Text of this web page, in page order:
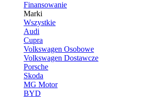
Finansowanie
Marki
Wszystkie
Audi
Cupra
Volkswagen Osobowe
Volkswagen Dostawcze
Porsche
Skoda
MG Motor
BYD